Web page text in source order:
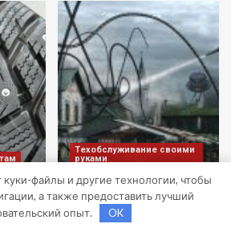
Техобслуживание своими
руками
Скупка и прием
радиодеталей у
куки-файлы и другие технологии, чтобы
а также предоставить лучший
опыт.
OK